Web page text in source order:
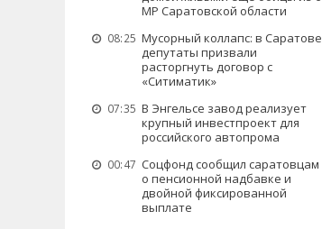
МР Саратовской области
08:25 Мусорный коллапс: в Саратове
депутаты призвали
расторгнуть договор с
«Ситиматик»
07:35 В Энгельсе завод реализует
крупный инвестпроект для
российского автопрома
00:47 Соцфонд сообщил саратовцам
о пенсионной надбавке и
двойной фиксированной
выплате